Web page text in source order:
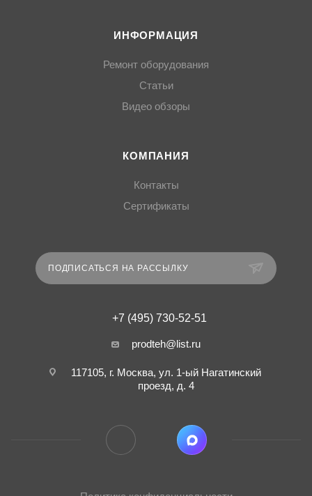
ИНФОРМАЦИЯ
Ремонт оборудования
Статьи
Видео обзоры
КОМПАНИЯ
Контакты
Сертификаты
ПОДПИСАТЬСЯ НА РАССЫЛКУ
+7 (495) 730-52-51
prodteh@list.ru
117105, г. Москва, ул. 1-ый Нагатинский
проезд, д. 4